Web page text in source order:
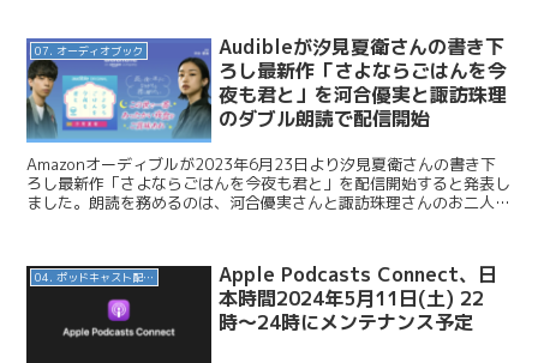
07. オーディオブック
Audibleが汐見夏衛さんの書き下
ろし最新作「さよならごはんを今
夜も君と」を河合優実と諏訪珠理
のダブル朗読で配信開始
Amazonオーディブルが2023年6月23日より汐見夏衛さんの書き下
ろし最新作「さよならごはんを今夜も君と」を配信開始すると発表し
ました。朗読を務めるのは、河合優実さんと諏訪珠理さんのお二人で
04. ポッドキャスト配信・制作等
Apple Podcasts Connect、日
本時間2024年5月11日(土) 22
時〜24時にメンテナンス予定